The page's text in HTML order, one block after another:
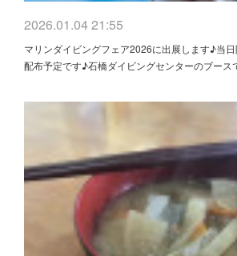
2026.01.04 21:55
マリンダイビングフェア2026に出展します♪当
配布予定です♪石橋ダイビングセンターのブー